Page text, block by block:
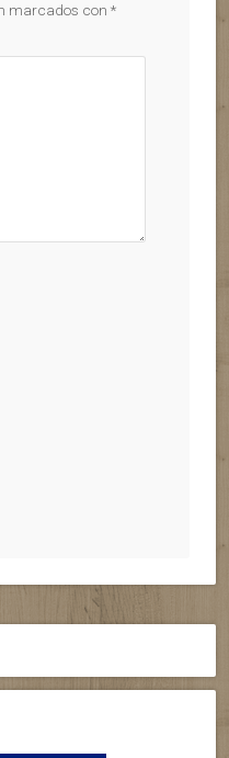
marcados con *